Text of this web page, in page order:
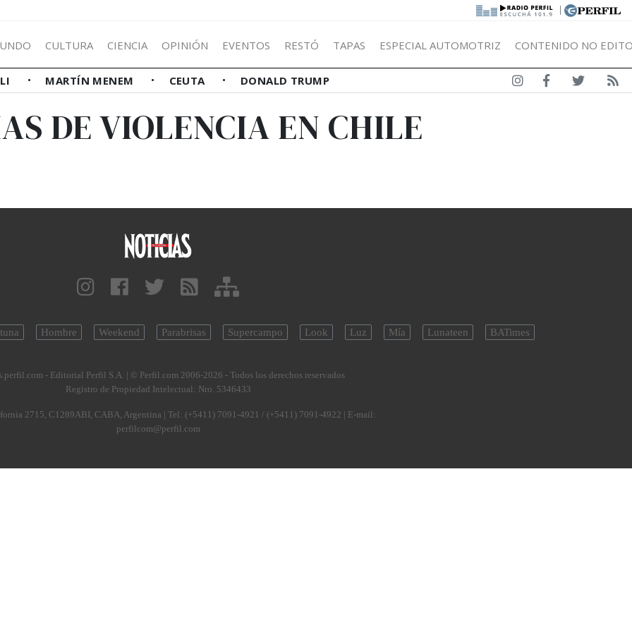
|
CULTURA CIENCIA OPINIÓN EVENTOS RESTÓ TAPAS ESPECIAL AUTOMOTRIZ CONTENIDO NO
MARTÍN MENEM CEUTA DONALD TRUMP
DE VIOLENCIA EN CHILE
Hombre Weekend Parabrisas Supercampo Look Luz Mía Lunateen BATimes
- Editorial Perfil S.A. | © Perfil.com 2006-2026 - Todos los derechos reservados
Registro de Propiedad Intelectual: Nro. 5346433
2715, C1289ABI, CABA, Argentina | Tel: (+5411) 7091-4921 / (+5411) 7091-4922 | E-mail:
perfilcom@perfil.com